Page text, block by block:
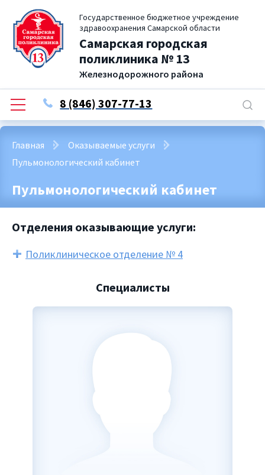
Государственное бюджетное учреждение
здравоохранения Самарской области
Самарская городская
поликлиника № 13
Железнодорожного района
8 (846) 307-77-13
Главная
Оказываемые услуги
Пульмонологический кабинет
Пульмонологический кабинет
Отделения оказывающие услуги:
Поликлиническое отделение № 4
Специалисты